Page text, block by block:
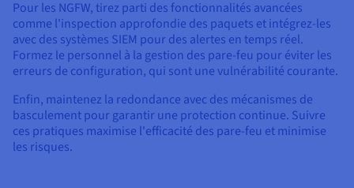
Pour les NGFW, tirez parti des fonctionnalités avancées
comme l'inspection approfondie des paquets et intégrez-les
avec des systèmes SIEM pour des alertes en temps réel.
Formez le personnel à la gestion des pare-feu pour éviter les
erreurs de configuration, qui sont une vulnérabilité courante.
Enfin, maintenez la redondance avec des mécanismes de
basculement pour garantir une protection continue. Suivre
ces pratiques maximise l'efficacité des pare-feu et minimise
les risques.